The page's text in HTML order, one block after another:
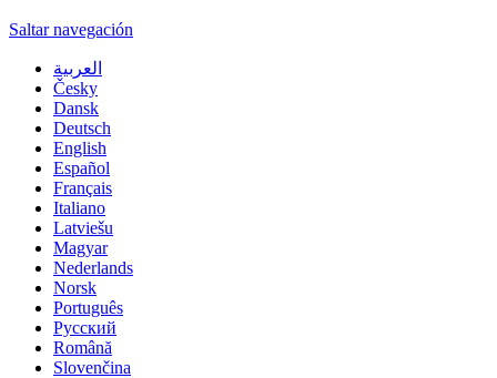
Saltar navegación
العربية
Česky
Dansk
Deutsch
English
Español
Français
Italiano
Latviešu
Magyar
Nederlands
Norsk
Português
Русский
Română
Slovenčina